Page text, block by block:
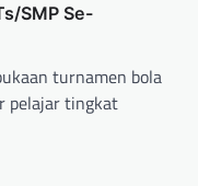
SMP Se-
turnamen bola
pelajar tingkat